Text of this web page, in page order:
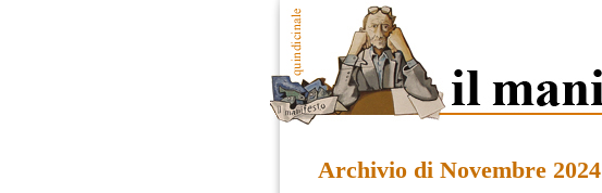
Archivio di Novembre 2024